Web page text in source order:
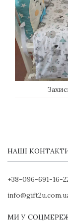
НАШІ
+38-096-691-16-
МИ У